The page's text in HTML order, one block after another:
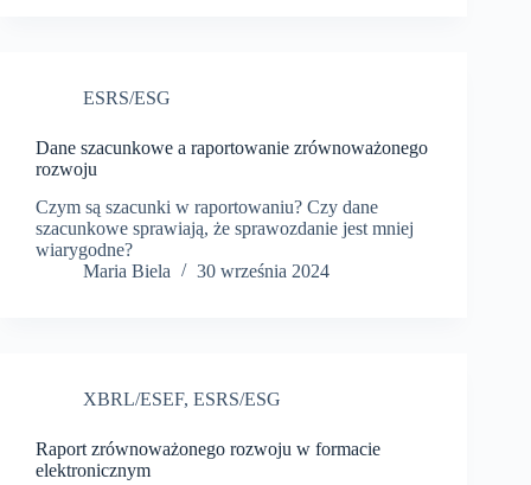
ESRS/ESG
Dane szacunkowe a raportowanie zrównoważonego
rozwoju
Czym są szacunki w raportowaniu? Czy dane
szacunkowe sprawiają, że sprawozdanie jest mniej
wiarygodne?
Maria Biela
30 września 2024
XBRL/ESEF, ESRS/ESG
Raport zrównoważonego rozwoju w formacie
elektronicznym